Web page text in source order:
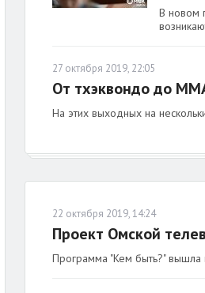
В новом
27 октября 2019, 22:05
От тхэквондо до
На этих выходных на
22 октября 2019, 14:24
Проект Омской
Программа "Кем быть?" вышла